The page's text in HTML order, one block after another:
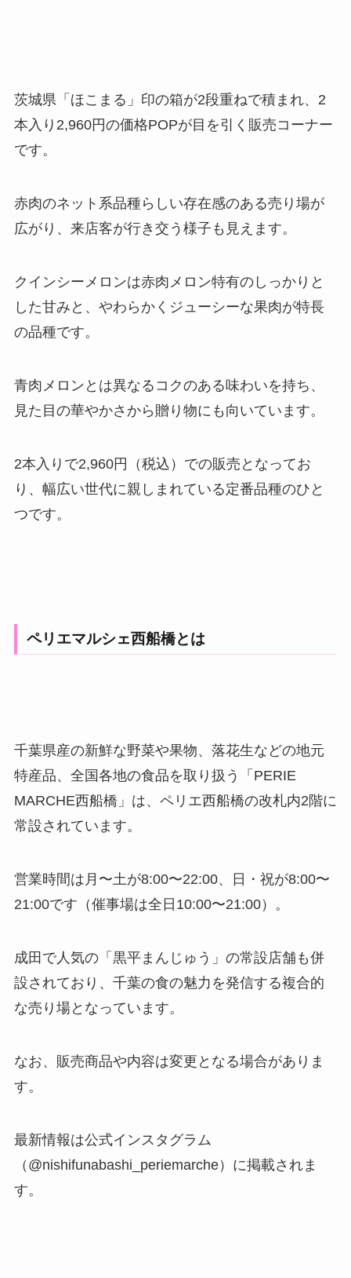
茨城県「ほこまる」印の箱が2段重ねで積まれ、2
本入り2,960円の価格POPが目を引く販売コーナー
です。
赤肉のネット系品種らしい存在感のある売り場が
広がり、来店客が行き交う様子も見えます。
クインシーメロンは赤肉メロン特有のしっかりと
した甘みと、やわらかくジューシーな果肉が特長
の品種です。
青肉メロンとは異なるコクのある味わいを持ち、
見た目の華やかさから贈り物にも向いています。
2本入りで2,960円（税込）での販売となってお
り、幅広い世代に親しまれている定番品種のひと
つです。
ペリエマルシェ西船橋とは
千葉県産の新鮮な野菜や果物、落花生などの地元
特産品、全国各地の食品を取り扱う「PERIE
MARCHE西船橋」は、ペリエ西船橋の改札内2階に
常設されています。
営業時間は月〜土が8:00〜22:00、日・祝が8:00〜
21:00です（催事場は全日10:00〜21:00）。
成田で人気の「黒平まんじゅう」の常設店舗も併
設されており、千葉の食の魅力を発信する複合的
な売り場となっています。
なお、販売商品や内容は変更となる場合がありま
す。
最新情報は公式インスタグラム
（@nishifunabashi_periemarche）に掲載されま
す。